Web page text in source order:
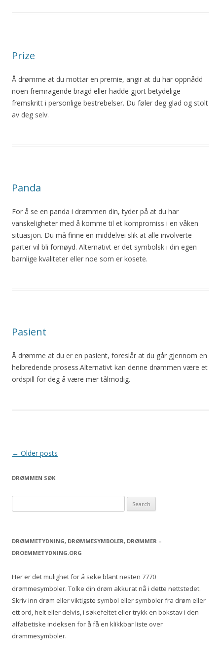
Prize
Å drømme at du mottar en premie, angir at du har oppnådd
noen fremragende bragd eller hadde gjort betydelige
fremskritt i personlige bestrebelser. Du føler deg glad og stolt
av deg selv.
Panda
For å se en panda i drømmen din, tyder på at du har
vanskeligheter med å komme til et kompromiss i en våken
situasjon. Du må finne en middelvei slik at alle involverte
parter vil bli fornøyd. Alternativt er det symbolsk i din egen
barnlige kvaliteter eller noe som er kosete.
Pasient
Å drømme at du er en pasient, foreslår at du går gjennom en
helbredende prosess.Alternativt kan denne drømmen være et
ordspill for deg å være mer tålmodig.
Post
← Older posts
DRØMMEN SØK
e
r
c
f
o
r
DRØMMETYDNING, DRØMMESYMBOLER, DRØMMER –
DROEMMETYDNING.ORG
Her er det mulighet for å søke blant nesten 7770
drømmesymboler. Tolke din drøm akkurat nå i dette nettstedet.
Skriv inn drøm eller viktigste symbol eller symboler fra drøm eller
ett ord, helt eller delvis, i søkefeltet eller trykk en bokstav i den
alfabetiske indeksen for å få en klikkbar liste over
drømmesymboler.